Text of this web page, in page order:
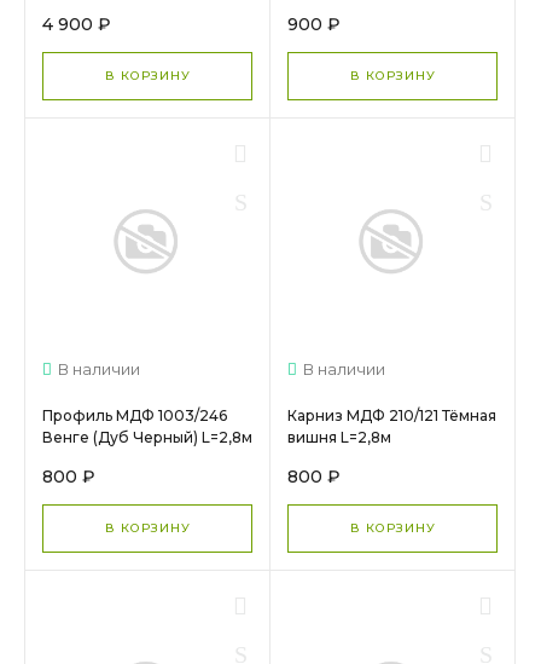
4 900 ₽
В КОРЗИНУ
900 ₽
В КОРЗИНУ
В наличии
Профиль МДФ 1003/246
Венге (Дуб Черный) L=2,8м
800 ₽
В КОРЗИНУ
В наличии
Карниз МДФ 210/121 Тёмная
вишня L=2,8м
800 ₽
В КОРЗИНУ